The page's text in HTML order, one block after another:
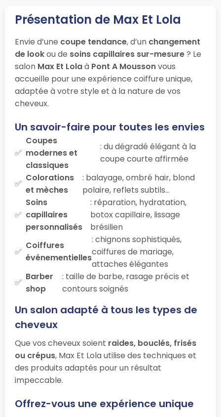
Présentation de Max Et Lola
Envie d’une coupe tendance, d’un changement
de lookou de soins capillaires sur-mesure? Le
salon Max Et Lolaà Pont A Moussonvous
accueille pour une expérience coiffure unique,
adaptée à votre style et à la nature de vos
cheveux.
Un savoir-faire pour toutes les envies
Coupes
modernes et
classiques
: du dégradé élégant à la
coupe courte affirmée
Colorations
et mèches
: balayage, ombré hair, blond
polaire, reflets subtils…
Soins
capillaires
personnalisés
: réparation, hydratation,
botox capillaire, lissage
brésilien
Coiffures
événementielles
: chignons sophistiqués,
coiffures de mariage,
attaches élégantes
Barber
shop
: taille de barbe, rasage précis et
contours soignés
Un salon adapté à tous les types de
cheveux
Que vos cheveux soient raides, bouclés, frisés
ou crépus, Max Et Lola utilise des techniques et
des produits adaptés pour un résultat
impeccable.
Offrez-vous une expérience unique